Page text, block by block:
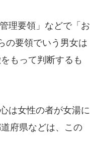
理要領」などで「お
の要領でいう男女は
もって判断するも
は女性の者が女湯に
府県などは、この